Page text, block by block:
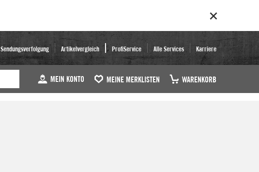
Sendungsverfolgung Artikelvergleich ProfiService Alle Services Karriere
MEIN KONTO MEINE MERKLISTEN WARENKORB